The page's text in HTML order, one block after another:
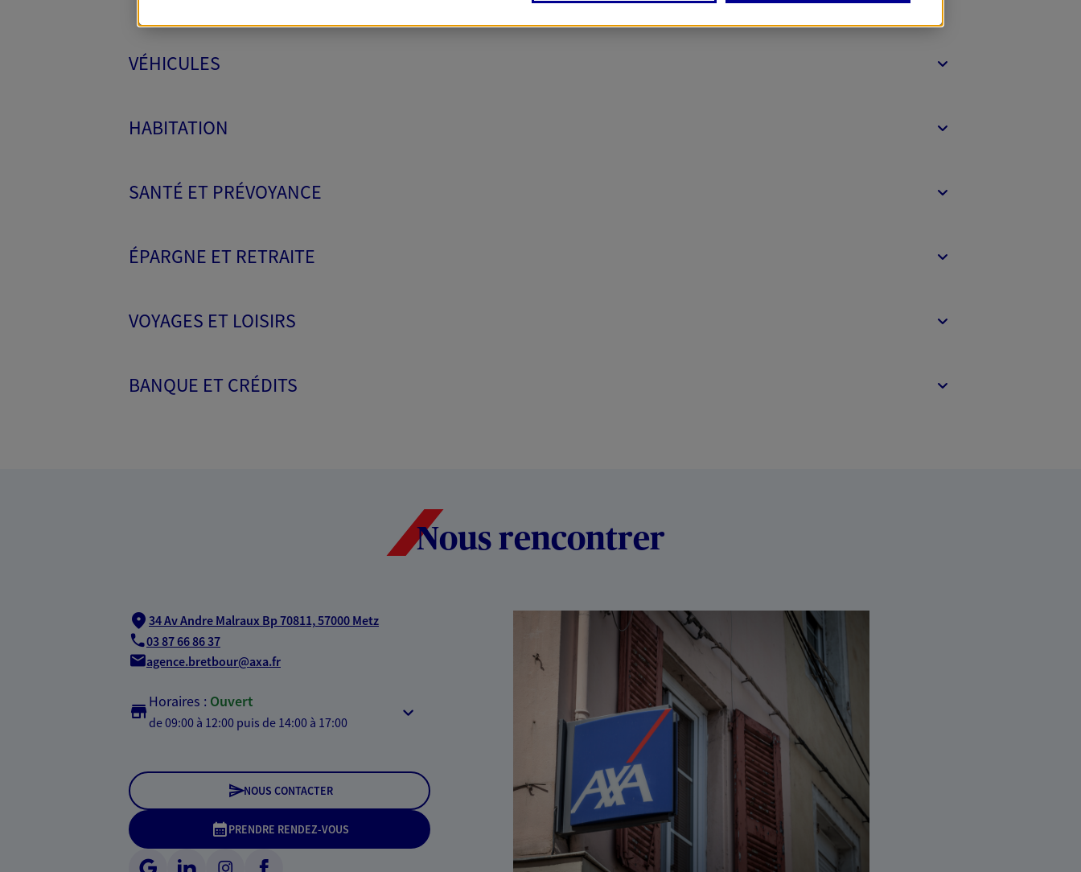
VÉHICULES
HABITATION
SANTÉ ET PRÉVOYANCE
ÉPARGNE ET RETRAITE
VOYAGES ET LOISIRS
BANQUE ET CRÉDITS
Nous rencontrer
34 Av Andre Malraux Bp 70811,57000 Metz
03 87 66 86 37
agence.bretbour@axa.fr
Horaires : Ouvert
de 09:00 à 12:00 puis de 14:00 à 17:00
NOUS CONTACTER
PRENDRE RENDEZ-VOUS